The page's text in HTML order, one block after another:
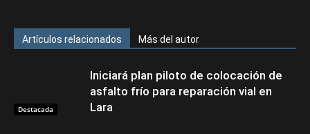
Artículos relacionados Más del autor
Destacada
Iniciará plan piloto de colocación de
asfalto frío para reparación vial en
Lara